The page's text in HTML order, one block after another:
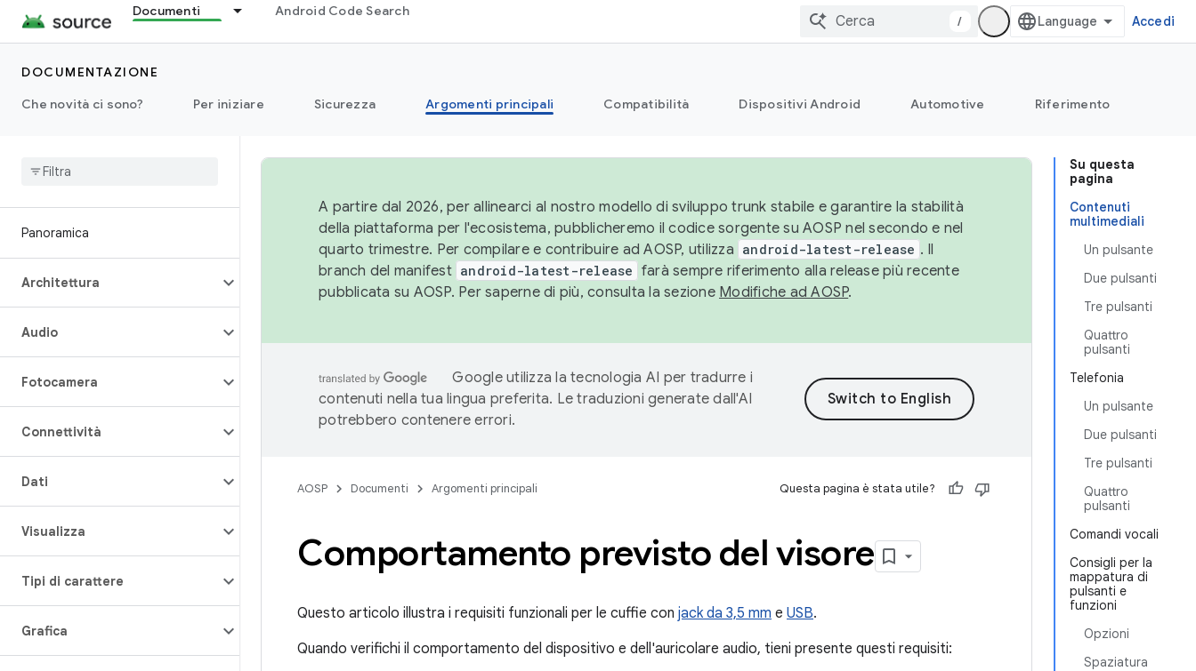
Documenti Android Code Search
/ Accedi
DOCUMENTAZIONE
Che novità ci sono?
Per iniziare Sicurezza Argomenti principali Compatibilità Dispositivi Android Automotive Riferimento
Panoramica
Architettura
Audio
Fotocamera
Connettività
Dati
Visualizza
Tipi di carattere
Grafica
Su questa
pagina
Contenuti
multimediali
Un pulsante
Due pulsanti
Tre pulsanti
Quattro
pulsanti
Telefonia
Un pulsante
Due pulsanti
Tre pulsanti
Quattro
pulsanti
Comandi vocali
Consigli per la
mappatura di
pulsanti e
funzioni
Opzioni
Spaziatura
A partire dal 2026, per allinearci al nostro modello di sviluppo trunk stabile e garantire la stabilità
della piattaforma per l'ecosistema, pubblicheremo il codice sorgente su AOSP nel secondo e nel
quarto trimestre. Per compilare e contribuire ad AOSP, utilizza android-latest-release . Il
branch del manifest android-latest-release farà sempre riferimento alla release più recente
pubblicata su AOSP. Per saperne di più, consulta la sezione Modifiche ad AOSP.
Google utilizza la tecnologia AI per tradurre i
contenuti nella tua lingua preferita. Le traduzioni generate dall'AI
potrebbero contenere errori.
AOSP Documenti Argomenti principali Questa pagina è stata utile?
Comportamento previsto del visore
Questo articolo illustra i requisiti funzionali per le cuffie con jack da 3,5 mm e USB.
Quando verifichi il comportamento del dispositivo e dell'auricolare audio, tieni presente questi requisiti: